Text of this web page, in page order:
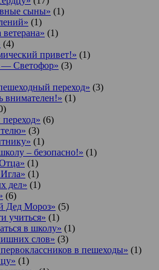
сыны» (1)
(1)
(1)
(4)
привет!» (1)
— Светофор» (3)
переход» (3)
внимателен!» (1)
(6)
(3)
(1)
– безопасно!» (1)
(1)
(1)
дел» (1)
(6)
Дед Мороз» (5)
учиться» (1)
в школу» (1)
слов» (3)
в пешеходы» (1)
(1)